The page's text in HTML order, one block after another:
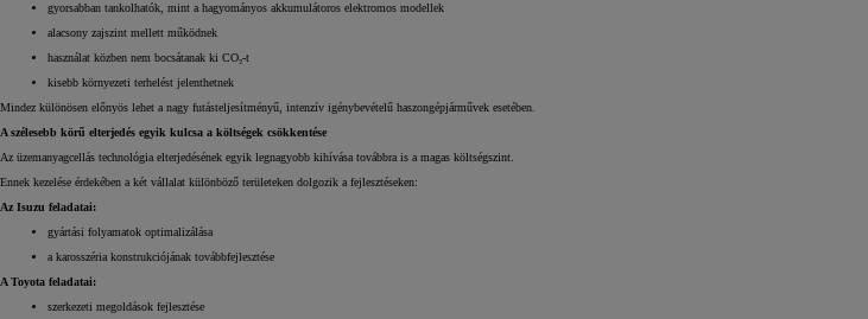
gyorsabban tankolhatók, mint a hagyományos akkumulátoros elektromos modellek
alacsony zajszint mellett működnek
használat közben nem bocsátanak ki CO₂-t
kisebb környezeti terhelést jelenthetnek
Mindez különösen előnyös lehet a nagy futásteljesítményű, intenzív igénybevételű haszongépjárművek esetében.
A szélesebb körű elterjedés egyik kulcsa a költségek csökkentése
Az üzemanyagcellás technológia elterjedésének egyik legnagyobb kihívása továbbra is a magas költségszint.
Ennek kezelése érdekében a két vállalat különböző területeken dolgozik a fejlesztéseken:
Az Isuzu feladatai:
gyártási folyamatok optimalizálása
a karosszéria konstrukciójának továbbfejlesztése
A Toyota feladatai:
szerkezeti megoldások fejlesztése